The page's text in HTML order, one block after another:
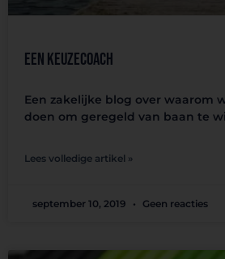
Een keuzecoach
Een zakelijke blog over waarom
doen om geregeld van baan te
Lees volledige artikel »
september 10, 2019 Geen reacties